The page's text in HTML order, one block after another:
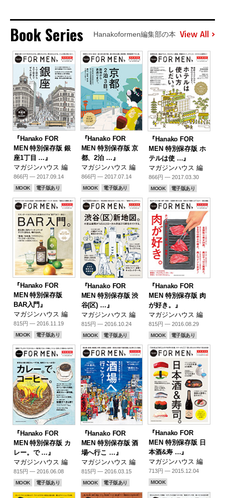
Book Series Hanakoformen編集部の本 View All
『Hanako FOR
MEN 特別保存版 銀
座1丁目 …』
マガジンハウス 編
866円 — 2017.09.14
MOOK 電子版あり
『Hanako FOR
MEN 特別保存版 京
都、2泊 …』
マガジンハウス 編
866円 — 2017.07.14
MOOK 電子版あり
『Hanako FOR
MEN 特別保存版 ホ
テルは使 …』
マガジンハウス 編
866円 — 2017.03.30
MOOK 電子版あり
『Hanako FOR
MEN 特別保存版
BAR入門』
マガジンハウス 編
815円 — 2016.11.19
MOOK 電子版あり
『Hanako FOR
MEN 特別保存版 渋
谷(区) …』
マガジンハウス 編
815円 — 2016.10.24
MOOK 電子版あり
『Hanako FOR
MEN 特別保存版 肉
が好き。』
マガジンハウス 編
815円 — 2016.08.29
MOOK 電子版あり
『Hanako FOR
MEN 特別保存版 カ
レー。で …』
マガジンハウス 編
815円 — 2016.06.08
MOOK 電子版あり
『Hanako FOR
MEN 特別保存版 酒
場へ行こ …』
マガジンハウス 編
815円 — 2016.03.15
MOOK 電子版あり
『Hanako FOR
MEN 特別保存版 日
本酒&寿 …』
マガジンハウス 編
713円 — 2015.12.04
MOOK